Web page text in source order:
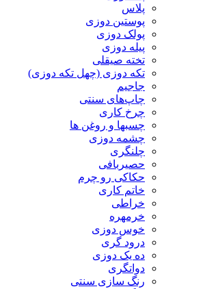
پلاس
پوستین دوزی
پولک دوزی
پیله دوزی
تخته صیقلی
تکه دوزی (چهل تکه دوزی)
جاجیم
چاپ‌های سنتی
چرخ کاری
چسبها و روغن ها
چشمه دوزی
چلنگری
حصیربافی
حکاکی رو چرم
خاتم کاری
خراطی
خرمهره
خوس دوزی
درود گری
ده یک دوزی
دواتگری
رنگ سازی سنتی